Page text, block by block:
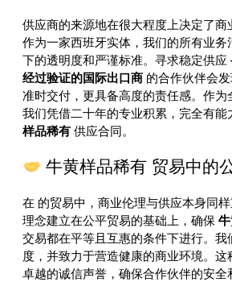
供应商的来源地在很大程度上决定了商
作为一家西班牙实体，我们的所有业务
下的透明度和严谨标准。寻求稳定供应
经过验证的国际出口商 的合作伙伴会
准时交付，更具备高度的责任感。作为
我们凭借二十年的专业积累，完全有能
样品稀有 供应合同。
牛黄样品稀有 贸易中的
在 的贸易中，商业伦理与供应本身同
理念建立在公平贸易的基础上，确保
交易都在平等且互惠的条件下进行。我
度，并致力于营造健康的商业环境。这
卓越的诚信声誉，确保合作伙伴的安全